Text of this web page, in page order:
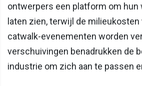
ontwerpers een platform om hun
laten zien, terwijl de milieukosten
catwalk-evenementen worden
verschuivingen benadrukken de
industrie om zich aan te passen